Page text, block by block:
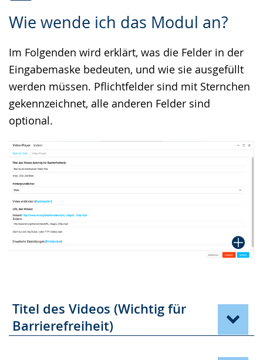
Wie wende ich das Modul an?
Im Folgenden wird erklärt, was die Felder in der
Eingabemaske bedeuten, und wie sie ausgefüllt
werden müssen. Pflichtfelder sind mit Sternchen
gekennzeichnet, alle anderen Felder sind
optional.
Leichten
wechseln.
Audio-
Video
Deutscher
Gebärdensprache
wird
angezeigt.
Titel des Videos (Wichtig für
Barrierefreiheit)